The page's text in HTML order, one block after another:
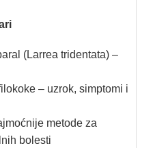
(Larrea tridentata) –
– uzrok, simptomi i
metode za
bolesti